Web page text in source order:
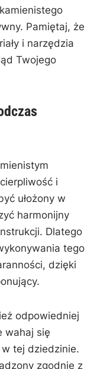
Pamiętaj, że
i narzędzia
Twojego
i
ułożony w
harmonijny
Dlatego⁤
tego
dzięki
odpowiedniej
wahaj ‌się
tej​ dziedzinie.​
zgodnie⁣ z